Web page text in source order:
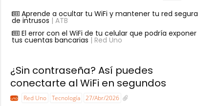
Aprende a ocultar tu WiFi y mantener tu red segura
de intrusos | ATB
El error con el WiFi de tu celular que podría exponer
tus cuentas bancarias | Red Uno
¿Sin contraseña? Así puedes
conectarte al WiFi en segundos
Red Uno Tecnología 27/Abr/2026